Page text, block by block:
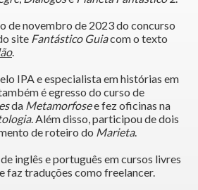
de novembro de 2023 do concurso
site Fantástico Guiacom o texto
.
IPA e especialista em histórias em
é egresso do curso de
da Metamorfosee fez oficinas na
. Além disso, participou de dois
de roteiro do Marieta.
inglês e português em cursos livres
faz traduções como freelancer.